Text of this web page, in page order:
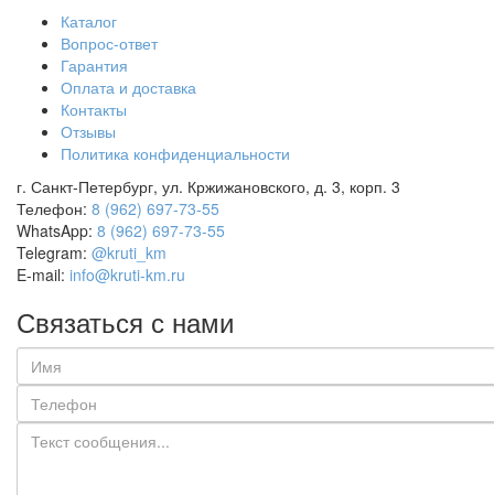
Каталог
Вопрос-ответ
Гарантия
Оплата и доставка
Контакты
Отзывы
Политика конфиденциальности
г. Санкт-Петербург, ул. Кржижановского, д. 3, корп. 3
Телефон: 8 (962) 697-73-55
WhatsApp: 8 (962) 697-73-55
Telegram: @kruti_km
E-mail: info@kruti-km.ru
Связаться с нами